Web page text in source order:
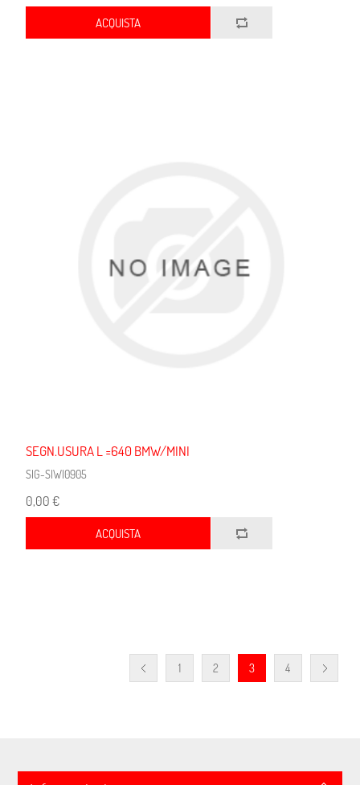
ACQUISTA
SEGN.USURA L =640 BMW/MINI
SIG-SIWI0905
0,00 €
ACQUISTA
1 2 3 4